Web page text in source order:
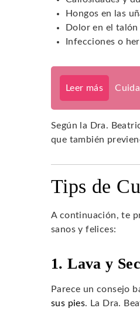
Hongos en las
Dolor en el
Infecciones o
Leer más
Según la Dra.
que también
Tips de
A continuación, te
sanos y felices:
1. Lava y
Parece un consejo
sus pies. La Dra.